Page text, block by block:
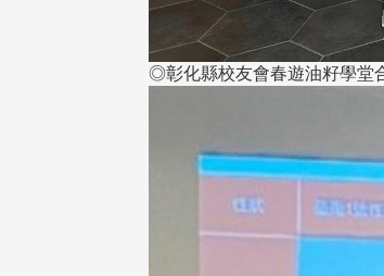
◎彰化縣校友會春遊油籽學堂